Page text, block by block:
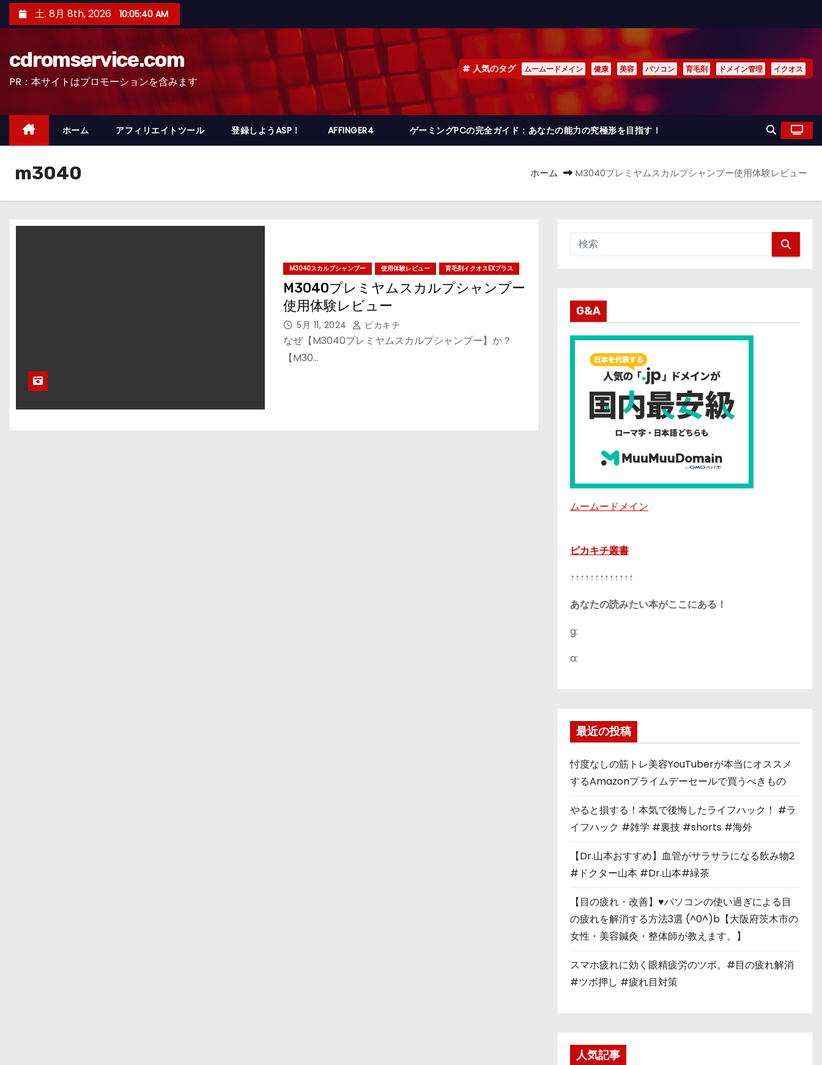
ン
ッ
土. 8月 8th, 2026 10:05:41 AM
cdromservice.com
PR：本サイトはプロモーションを含みます
人気のタグ ムームードメイン 健康 美容 パソコン 育毛剤 ドメイン管理 イクオス
ホーム アフィリエイトツール 登録しようASP！ AFFINGER4 ゲーミングPCの完全ガイド：あなたの能力の究極形を目指す！
m3040 ホーム M3040プレミヤムスカルプシャンプー使用体験レビュー
M3040スカルプシャンプー 使用体験レビュー 育毛剤イクオスEXプラス
M3040プレミヤムスカルプシャンプー
使用体験レビュー
5月 11, 2024 ピカキチ
なぜ【M3040プレミヤムスカルプシャンプー】か？
【M30…
G&A
ムームードメイン
ピカキチ叢書
↑↑↑↑↑↑↑↑↑↑↑↑↑
あなたの読みたい本がここにある！
g:
a:
最近の投稿
忖度なしの筋トレ美容YouTuberが本当にオススメ
するAmazonプライムデーセールで買うべきもの
やると損する！本気で後悔したライフハック！ #ラ
イフハック #雑学 #裏技 #shorts #海外
【Dr.山本おすすめ】血管がサラサラになる飲み物2
#ドクター山本 #Dr.山本#緑茶
【目の疲れ・改善】♥パソコンの使い過ぎによる目
の疲れを解消する方法3選 (^0^)b【大阪府茨木市の
女性・美容鍼灸・整体師が教えます。】
スマホ疲れに効く眼精疲労のツボ。#目の疲れ解消
#ツボ押し #疲れ目対策
人気記事